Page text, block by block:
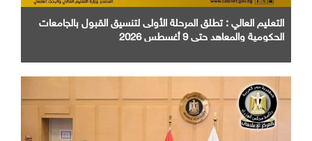
التعليم العالي : تطلق المرحلة الأولى لتنسيق القبول بالجامعات
الحكومية والمعاهد حتى 9 أغسطس 2026